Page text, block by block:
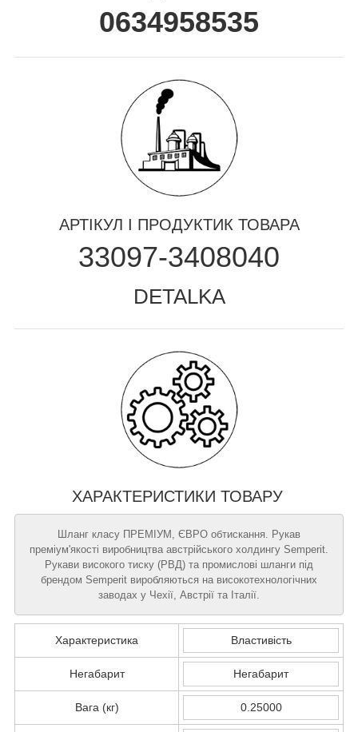
0634958535
АРТІКУЛ І ПРОДУКТИК ТОВАРА
33097-3408040
DETALKA
ХАРАКТЕРИСТИКИ ТОВАРУ
Шланг класу ПРЕМІУМ, ЄВРО обтискання. Рукав
преміум'якості виробництва австрійського холдингу Semperit.
Рукави високого тиску (РВД) та промислові шланги під
брендом Semperit виробляються на високотехнологічних
заводах у Чехії, Австрії та Італії.
Характеристика Властивість
Негабарит Негабарит
Вага (кг) 0.25000